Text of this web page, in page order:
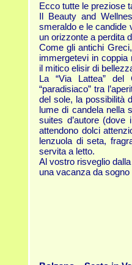
Ecco tutte le preziose
Il Beauty and
smeraldo e le candide
un orizzonte a perdita
Come gli antichi
immergetevi in coppia
il mitico elisir di
La “Via Lattea”
“paradisiaco” tra
del sole, la possibilità
lume di candela nella
suites d’autore (dove
attendono dolci
lenzuola di seta,
servita a letto.
Al vostro risveglio
una vacanza da